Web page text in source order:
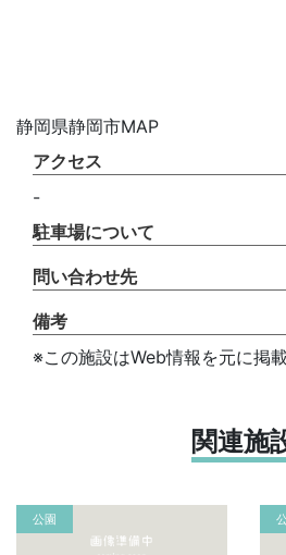
静岡県静岡市MAP
アクセス
-
駐車場について
問い合わせ先
備考
※この施設はWeb情報を元に掲
関連施
公園